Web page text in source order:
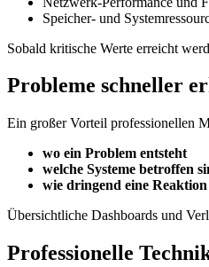
Speicher- und
Sobald kritische Werte erreicht
Probleme schneller
Ein großer Vorteil professionellen
wo ein Problem entsteht
welche Systeme betroffen
wie dringend eine
Übersichtliche Dashboards und
Professionelle